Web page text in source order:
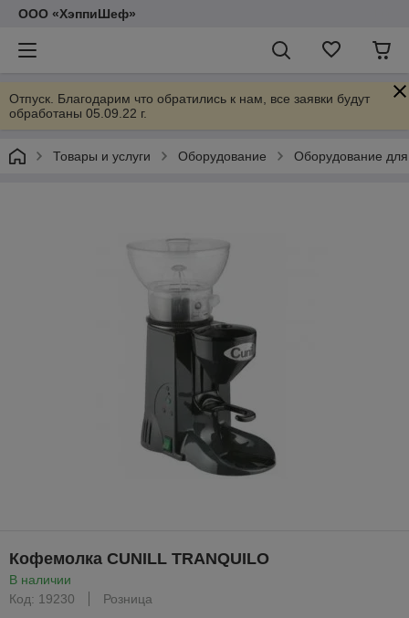
ООО «ХэппиШеф»
Отпуск. Благодарим что обратились к нам, все заявки будут
обработаны 05.09.22 г.
Товары и услуги Оборудование Оборудование
Кофемолка CUNILL TRANQUILO
В наличии
Код: 19230
Розница